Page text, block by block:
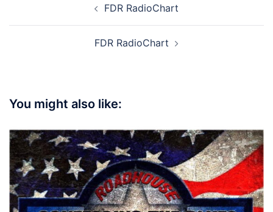
FDR RadioChart
FDR RadioChart
You might also like: